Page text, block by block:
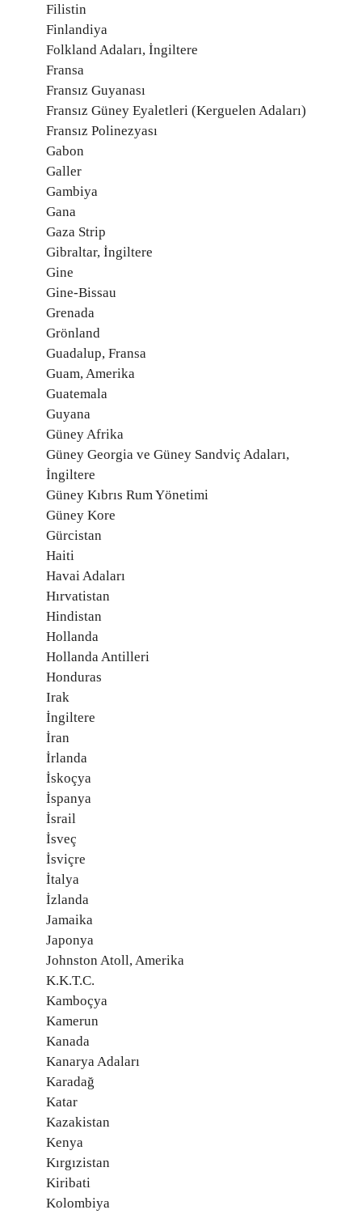
Filistin
Finlandiya
Folkland Adaları, İngiltere
Fransa
Fransız Guyanası
Fransız Güney Eyaletleri (Kerguelen Adaları)
Fransız Polinezyası
Gabon
Galler
Gambiya
Gana
Gaza Strip
Gibraltar, İngiltere
Gine
Gine-Bissau
Grenada
Grönland
Guadalup, Fransa
Guam, Amerika
Guatemala
Guyana
Güney Afrika
Güney Georgia ve Güney Sandviç Adaları,
İngiltere
Güney Kıbrıs Rum Yönetimi
Güney Kore
Gürcistan
Haiti
Havai Adaları
Hırvatistan
Hindistan
Hollanda
Hollanda Antilleri
Honduras
Irak
İngiltere
İran
İrlanda
İskoçya
İspanya
İsrail
İsveç
İsviçre
İtalya
İzlanda
Jamaika
Japonya
Johnston Atoll, Amerika
K.K.T.C.
Kamboçya
Kamerun
Kanada
Kanarya Adaları
Karadağ
Katar
Kazakistan
Kenya
Kırgızistan
Kiribati
Kolombiya